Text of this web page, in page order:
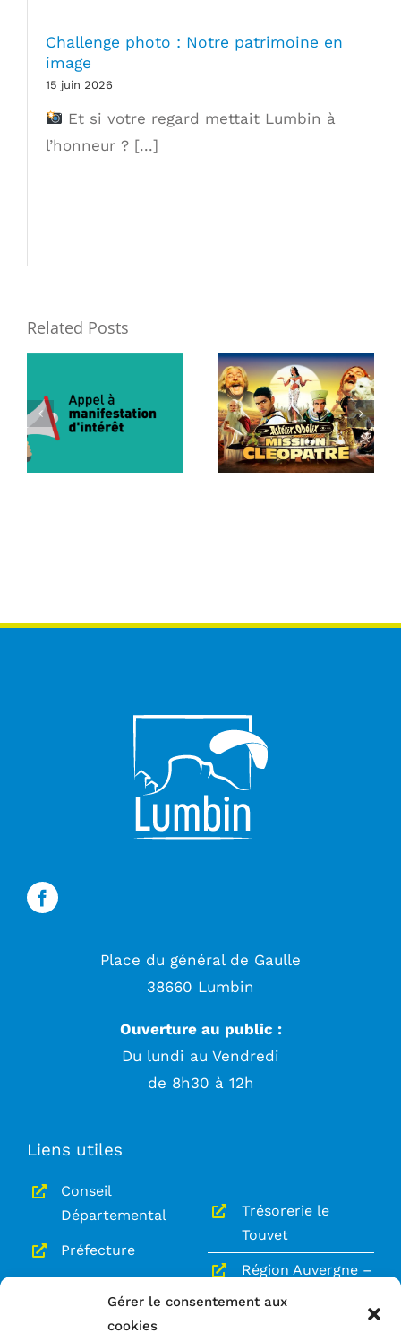
Gérer le consentement aux
cookies
Challenge photo : Notre patrimoine en
image
15 juin 2026
Et si votre regard mettait Lumbin à
l’honneur ? [...]
Related Posts
Place du général de Gaulle
38660 Lumbin
Ouverture au public :
Du lundi au Vendredi
de 8h30 à 12h
Liens utiles
Conseil
Départemental
Préfecture
Trésorerie le
Touvet
Région Auvergne –
Rhône-Alpes